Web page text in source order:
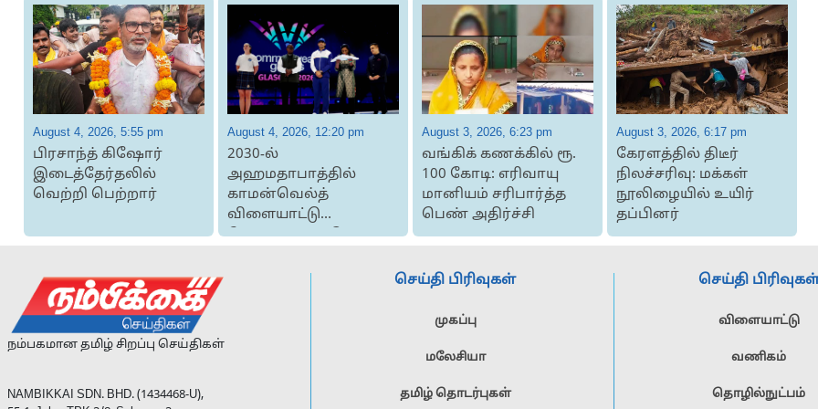
August 4, 2026, 5:55 pm
பிரசாந்த் கிஷோர்
இடைத்தேர்தலில்
வெற்றி பெற்றார்
August 4, 2026, 12:20 pm
2030-ல்
அஹமதாபாத்தில்
காமன்வெல்த்
விளையாட்டு
போட்டிக்கான கொடி
August 3, 2026, 6:23 pm
வங்கிக் கணக்கில் ரூ.
100 கோடி: எரிவாயு
மானியம் சரிபார்த்த
பெண் அதிர்ச்சி
August 3, 2026, 6:17 pm
கேரளத்தில் திடீர்
நிலச்சரிவு: மக்கள்
நூலிழையில் உயிர்
தப்பினர்
நம்பகமான தமிழ் சிறப்பு செய்திகள்
NAMBIKKAI SDN. BHD. (1434468-U),
செய்தி பிரிவுகள்
முகப்பு
மலேசியா
தமிழ் தொடர்புகள்
செய்தி
விளையாட்டு
வணிகம்
தொழில்நுட்பம்